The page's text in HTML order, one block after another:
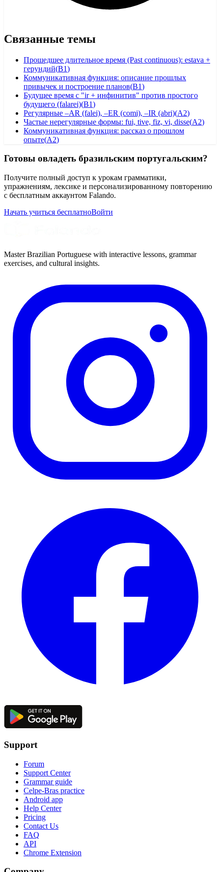
Связанные темы
Прошедшее длительное время (Past continuous): estava +
герундий(B1)
Коммуникативная функция: описание прошлых
привычек и построение планов(B1)
Будущее время с "ir + инфинитив" против простого
будущего (falarei)(B1)
Регулярные –AR (falei), –ER (comi), –IR (abri)(A2)
Частые нерегулярные формы: fui, tive, fiz, vi, disse(A2)
Коммуникативная функция: рассказ о прошлом
опыте(A2)
Готовы овладеть бразильским португальским?
Получите полный доступ к урокам грамматики,
упражнениям, лексике и персонализированному повторению
с бесплатным аккаунтом Falando.
Начать учиться бесплатноВойти
Master Brazilian Portuguese with interactive lessons, grammar
exercises, and cultural insights.
Support
Forum
Support Center
Grammar guide
Celpe-Bras practice
Android app
Help Center
Pricing
Contact Us
FAQ
API
Chrome Extension